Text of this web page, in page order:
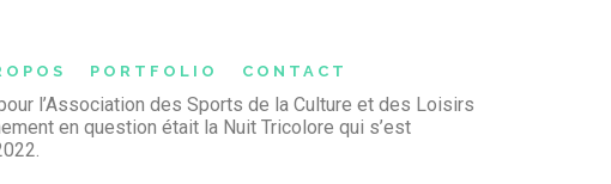
PORTFOLIO CONTACT
l’Association des Sports de la Culture et des Loisirs
en question était la Nuit Tricolore qui s’est